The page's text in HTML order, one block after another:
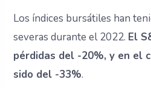
Los índices bursátiles han
severas durante el 2022. El
pérdidas del -20%, y en el
sido del -33%.